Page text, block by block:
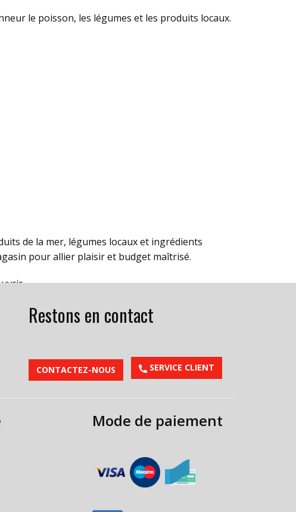
le poisson, les légumes et les produits locaux.
de la mer, légumes locaux et ingrédients
pour allier plaisir et budget maîtrisé.
Restons en contact
CONTACTEZ-NOUS ​SERVICE CLIENT
Mode de paiement